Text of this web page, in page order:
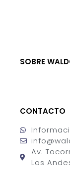
SOBRE
CONTACTO
Av.
Los